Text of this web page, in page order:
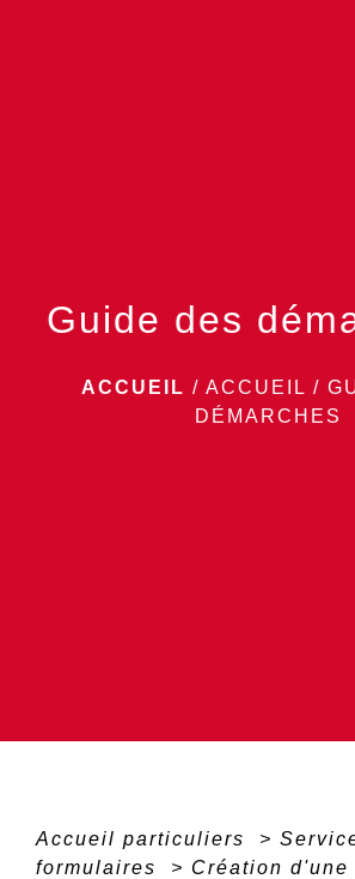
Guide des
ACCUEIL / ACCUEIL /
DÉMARCHES
Accueil particuliers >
formulaires
> Création